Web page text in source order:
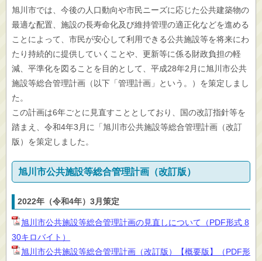
旭川市では、今後の人口動向や市民ニーズに応じた公共建築物の
最適な配置、施設の長寿命化及び維持管理の適正化などを進める
ことによって、市民が安心して利用できる公共施設等を将来にわ
たり持続的に提供していくことや、更新等に係る財政負担の軽
減、平準化を図ることを目的として、平成28年2月に旭川市公共
施設等総合管理計画（以下「管理計画」という。）を策定しまし
た。
この計画は6年ごとに見直すこととしており、国の改訂指針等を
踏まえ、令和4年3月に「旭川市公共施設等総合管理計画（改訂
版）を策定しました。
旭川市公共施設等総合管理計画（改訂版）
2022年（令和4年）3月策定
旭川市公共施設等総合管理計画の見直しについて（PDF形式 8
30キロバイト）
旭川市公共施設等総合管理計画（改訂版）【概要版】（PDF形